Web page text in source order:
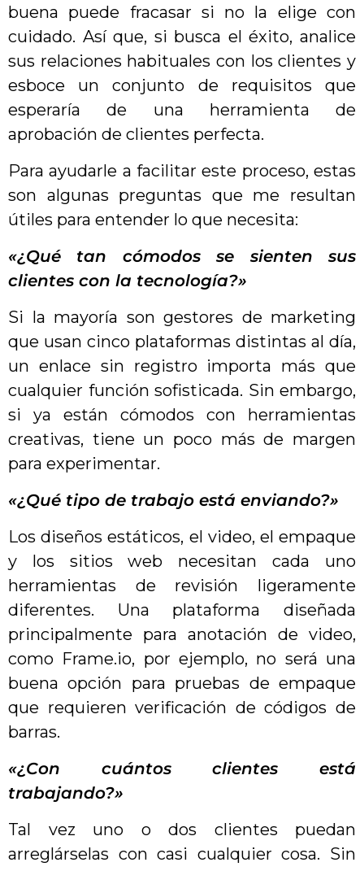
buena puede fracasar si no la elige con
cuidado. Así que, si busca el éxito, analice
sus relaciones habituales con los clientes y
esboce un conjunto de requisitos que
esperaría de una herramienta de
aprobación de clientes perfecta.
Para ayudarle a facilitar este proceso, estas
son algunas preguntas que me resultan
útiles para entender lo que necesita:
«¿Qué tan cómodos se sienten sus
clientes con la tecnología?»
Si la mayoría son gestores de marketing
que usan cinco plataformas distintas al día,
un enlace sin registro importa más que
cualquier función sofisticada. Sin embargo,
si ya están cómodos con herramientas
creativas, tiene un poco más de margen
para experimentar.
«¿Qué tipo de trabajo está enviando?»
Los diseños estáticos, el video, el empaque
y los sitios web necesitan cada uno
herramientas de revisión ligeramente
diferentes. Una plataforma diseñada
principalmente para anotación de video,
como Frame.io, por ejemplo, no será una
buena opción para pruebas de empaque
que requieren verificación de códigos de
barras.
«¿Con cuántos clientes está
trabajando?»
Tal vez uno o dos clientes puedan
arreglárselas con casi cualquier cosa. Sin